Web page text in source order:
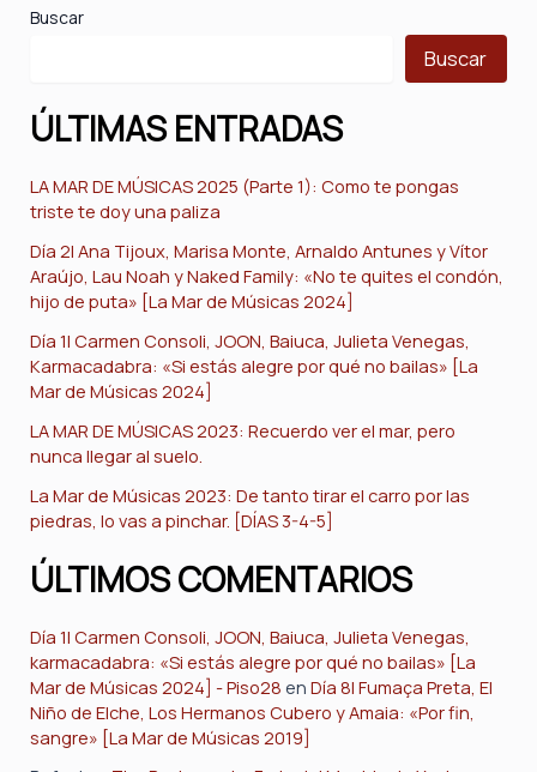
Buscar
Buscar
ÚLTIMAS ENTRADAS
LA MAR DE MÚSICAS 2025 (Parte 1): Como te pongas
triste te doy una paliza
Día 2| Ana Tijoux, Marisa Monte, Arnaldo Antunes y Vítor
Araújo, Lau Noah y Naked Family: «No te quites el condón,
hijo de puta» [La Mar de Músicas 2024]
Día 1| Carmen Consoli, JOON, Baiuca, Julieta Venegas,
Karmacadabra: «Si estás alegre por qué no bailas» [La
Mar de Músicas 2024]
LA MAR DE MÚSICAS 2023: Recuerdo ver el mar, pero
nunca llegar al suelo.
La Mar de Músicas 2023: De tanto tirar el carro por las
piedras, lo vas a pinchar. [DÍAS 3-4-5]
ÚLTIMOS COMENTARIOS
Día 1| Carmen Consoli, JOON, Baiuca, Julieta Venegas,
karmacadabra: «Si estás alegre por qué no bailas» [La
Mar de Músicas 2024] - Piso28 enDía 8| Fumaça Preta, El
Niño de Elche, Los Hermanos Cubero y Amaia: «Por fin,
sangre» [La Mar de Músicas 2019]